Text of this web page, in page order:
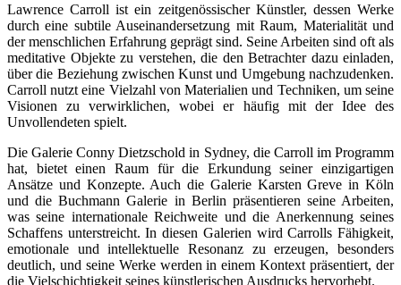
Lawrence Carroll ist ein zeitgenössischer Künstler, dessen Werke
durch eine subtile Auseinandersetzung mit Raum, Materialität und
der menschlichen Erfahrung geprägt sind. Seine Arbeiten sind oft als
meditative Objekte zu verstehen, die den Betrachter dazu einladen,
über die Beziehung zwischen Kunst und Umgebung nachzudenken.
Carroll nutzt eine Vielzahl von Materialien und Techniken, um seine
Visionen zu verwirklichen, wobei er häufig mit der Idee des
Unvollendeten spielt.
Die Galerie Conny Dietzschold in Sydney, die Carroll im Programm
hat, bietet einen Raum für die Erkundung seiner einzigartigen
Ansätze und Konzepte. Auch die Galerie Karsten Greve in Köln
und die Buchmann Galerie in Berlin präsentieren seine Arbeiten,
was seine internationale Reichweite und die Anerkennung seines
Schaffens unterstreicht. In diesen Galerien wird Carrolls Fähigkeit,
emotionale und intellektuelle Resonanz zu erzeugen, besonders
deutlich, und seine Werke werden in einem Kontext präsentiert, der
die Vielschichtigkeit seines künstlerischen Ausdrucks hervorhebt.